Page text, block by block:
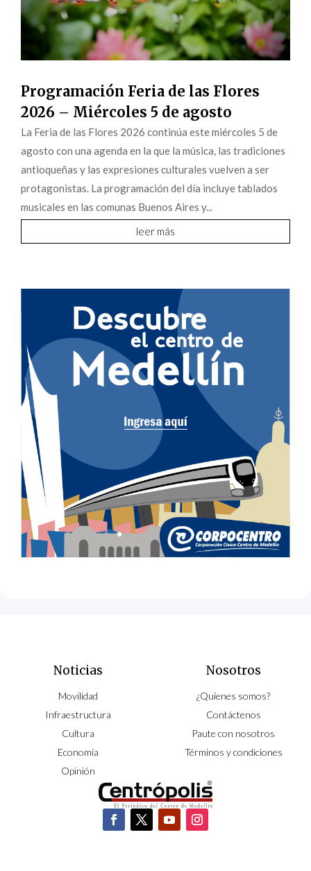
Programación Feria de las Flores
2026 – Miércoles 5 de agosto
La Feria de las Flores 2026 continúa este miércoles 5 de
agosto con una agenda en la que la música, las tradiciones
antioqueñas y las expresiones culturales vuelven a ser
protagonistas. La programación del día incluye tablados
musicales en las comunas Buenos Aires y...
leer más
Noticias
Movilidad
Infraestructura
Cultura
Economía
Opinión
Nosotros
¿Quíenes somos?
Contáctenos
Paute con nosotros
Términos y condiciones